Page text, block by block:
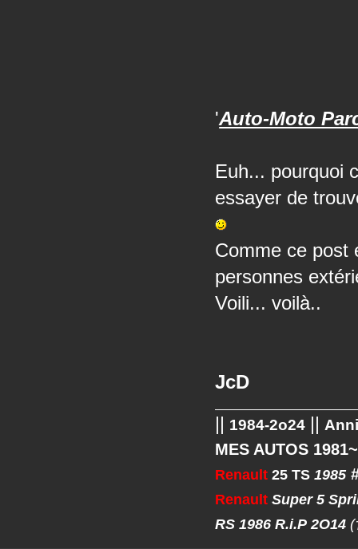
'Auto-Moto
Euh... pourquoi
essayer de
Comme ce post
personnes
Voili... voilà..
JcD
1984-2o24
MES AUTOS
Renault 25 TS 1985
Renault Super 5
RS 1986 R.i.P 2O14